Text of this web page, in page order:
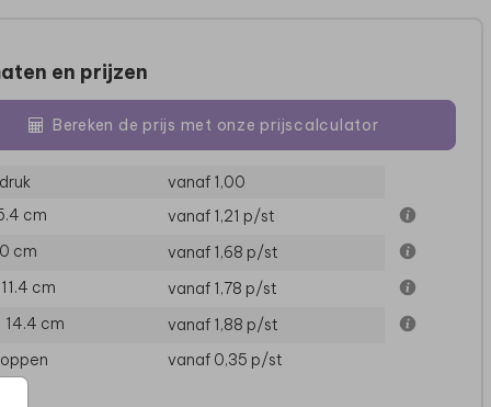
en prijzen
Bereken de prijs met onze prijscalculator
vanaf 1,00
cm
vanaf 1,21 p/st
cm
vanaf 1,68 p/st
11.4 cm
vanaf 1,78 p/st
14.4 cm
vanaf 1,88 p/st
vanaf 0,35 p/st